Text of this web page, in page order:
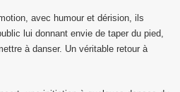
avec humour et dérision, ils
lui donnant envie de taper du pied,
à danser. Un véritable retour à